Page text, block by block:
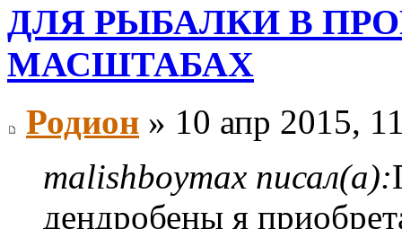
ДЛЯ РЫБАЛКИ В
МАСШТАБАХ
Родион » 10 апр 2015,
malishboymax писал(а):
дендробены я